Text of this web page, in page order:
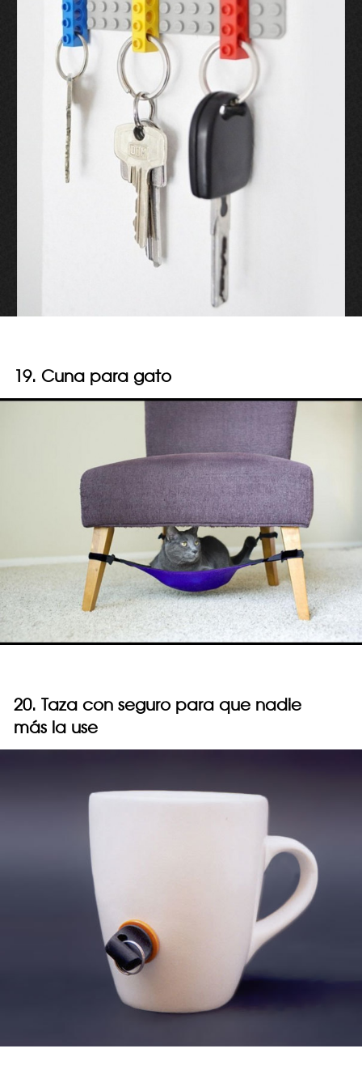
19. Cuna para gato
20. Taza con seguro para que nadie
más la use